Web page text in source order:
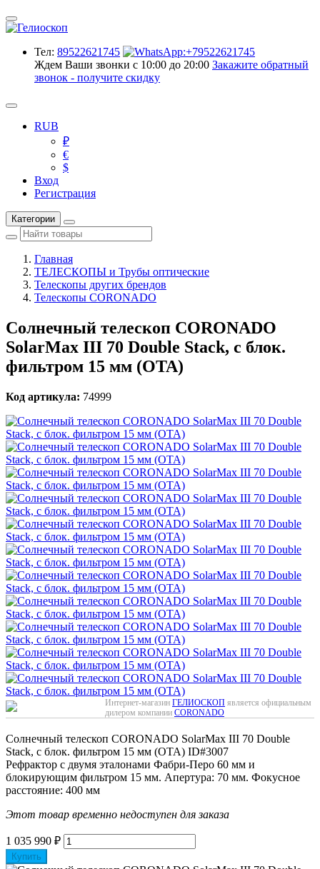
Тел: 89522621745
Ждем Ваши звонки с 10:00 до 20:00 Закажите обратный
звонок - получите скидку
RUB
₽
€
$
Вход
Регистрация
Категории
Главная
ТЕЛЕСКОПЫ и Трубы оптические
Телескопы других брендов
Телескопы CORONADO
Солнечный телескоп CORONADO
SolarMax III 70 Double Stack, с блок.
фильтром 15 мм (OTA)
Код артикула: 74999
Интернет-магазин ГЕЛИОСКОП является официальным
дилером компании CORONADO
Солнечный телескоп CORONADO SolarMax III 70 Double
Stack, с блок. фильтром 15 мм (OTA) ID#3007
Рефрактор с двумя эталонами Фабри-Перо 60 мм и
блокирующим фильтром 15 мм. Апертура: 70 мм. Фокусное
расстояние: 400 мм
Этот товар временно недоступен для заказа
1 035 990 ₽
Купить